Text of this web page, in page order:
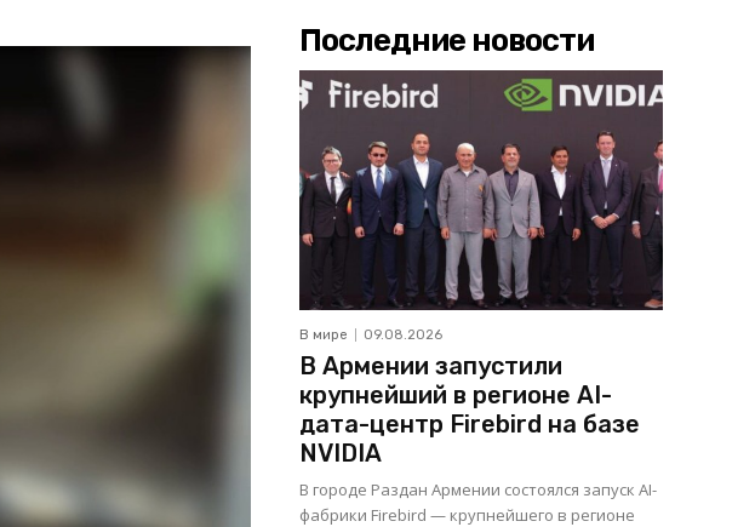
Последние новости
В мире 09.08.2026
В Армении запустили
крупнейший в регионе AI-
дата-центр Firebird на базе
NVIDIA
В городе Раздан Армении состоялся запуск AI-
фабрики Firebird — крупнейшего в регионе